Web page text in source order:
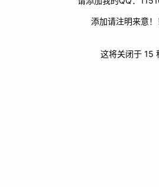
必须借助网络优化推广的力量，精
添加请注明来意！
这将关闭于 15